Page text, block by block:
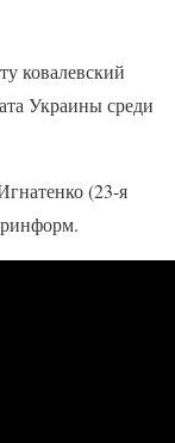
ковалевский
Украины среди
(23-я